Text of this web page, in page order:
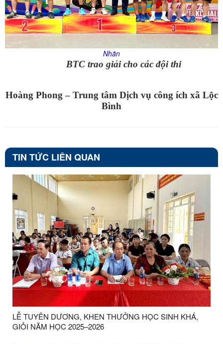
Nhãn
BTC trao giải cho các đội thi
Hoàng Phong – Trung tâm Dịch vụ công ích xã Lộc
Bình
TIN TỨC LIÊN QUAN
LỄ TUYÊN DƯƠNG, KHEN THƯỞNG HỌC SINH KHÁ,
GIỎI NĂM HỌC 2025–2026